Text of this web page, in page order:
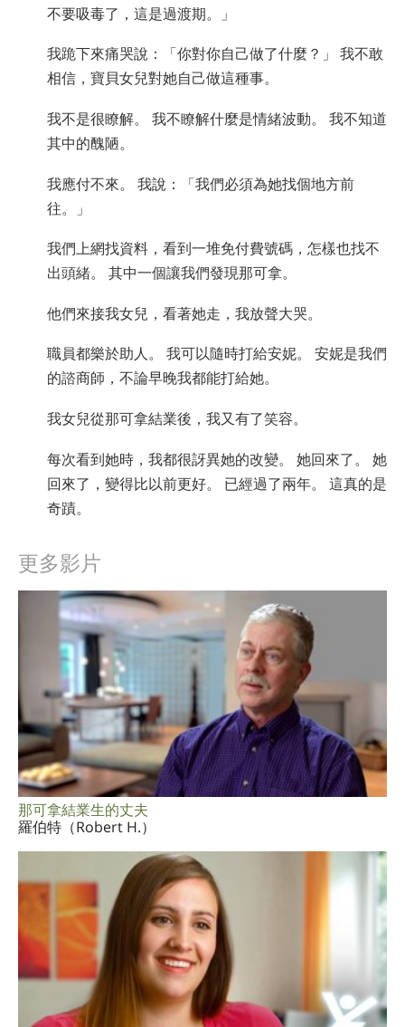
克羅埃西亞文
土耳其文
所有區域／語言
不要吸毒了，這是過渡期。」
我跪下來痛哭說：「你對你自己做了什麼？」 我不敢
相信，寶貝女兒對她自己做這種事。
我不是很瞭解。 我不瞭解什麼是情緒波動。 我不知道
其中的醜陋。
我應付不來。 我說：「我們必須為她找個地方前
往。」
我們上網找資料，看到一堆免付費號碼，怎樣也找不
出頭緒。 其中一個讓我們發現那可拿。
他們來接我女兒，看著她走，我放聲大哭。
職員都樂於助人。 我可以隨時打給安妮。 安妮是我們
的諮商師，不論早晚我都能打給她。
我女兒從那可拿結業後，我又有了笑容。
每次看到她時，我都很訝異她的改變。 她回來了。 她
回來了，變得比以前更好。 已經過了兩年。 這真的是
奇蹟。
更多影片
那可拿結業生的丈夫
羅伯特（Robert H.）